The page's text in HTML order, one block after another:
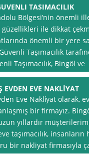
TASIMACILIK
Bölgesi’nin önemli
ile dikkat
önemli bir yere
Taşımacılık
Taşımacılık, Bingöl ve
EVDEN EVE NAKLİYAT
Eve Nakli̇yat olarak, ev
bir firmayız.
yıllardır
taşımacılık,
bir nakliyat firmasıyla